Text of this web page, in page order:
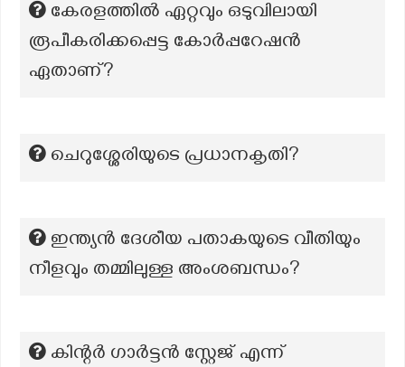
കേരളത്തിൽ ഏറ്റവും ഒടുവിലായി
രൂപീകരിക്കപ്പെട്ട കോർപ്പറേഷൻ
ഏതാണ്?
ചെറുശ്ശേരിയുടെ പ്രധാനകൃതി?
ഇന്ത്യൻ ദേശീയ പതാകയുടെ വീതിയും
നീളവും തമ്മിലുള്ള അംശബന്ധം?
കിന്റർ ഗാർട്ടൻ സ്റ്റേജ് എന്ന്